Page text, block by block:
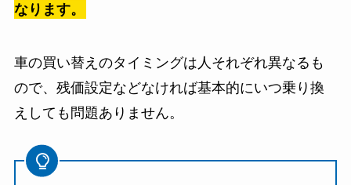
なります。
車の買い替えのタイミングは人それぞれ異なるも
ので、残価設定などなければ基本的にいつ乗り換
えしても問題ありません。